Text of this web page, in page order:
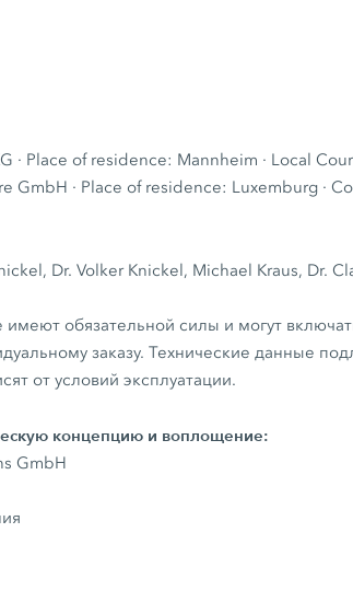
· Place of residence: Mannheim · Local
GmbH · Place of residence: Luxemburg ·
Dr. Volker Knickel, Michael Kraus, Dr.
обязательной силы и могут
заказу. Технические данные
от условий эксплуатации.
концепцию и воплощение:
GmbH